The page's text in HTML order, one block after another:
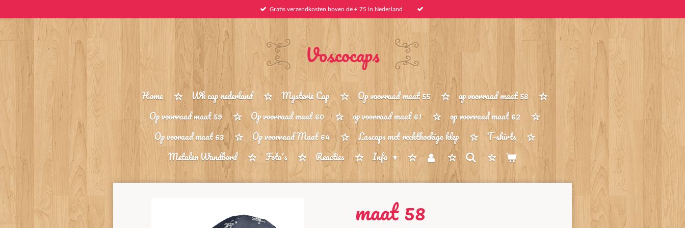
hoofdinhoud
Gratis verzendkosten boven de € 75 in Nederland
Voscocaps
Home Wk cap nederland Mysterie Cap Op voorraad maat 55
op voorraad maat 58
Op voorraad maat 59
Op voorraad maat 60 op voorraad maat 61
op voorraad maat 62
Op vooraad maat 63
Op voorraad Maat 64 Lascaps met rechthoekige klep
T-shirts
Metalen Wandbord
Foto's Reacties Info
maat 58